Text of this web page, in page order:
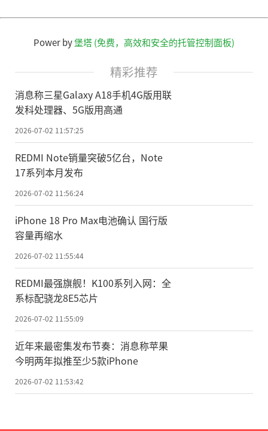
Power by堡塔 (免费，高效和安全的托管控制面板)
精彩推荐
消息称三星Galaxy A18手机4G版用联
发科处理器、5G版用高通
2026-07-02 11:57:25
REDMI Note销量突破5亿台，Note
17系列本月发布
2026-07-02 11:56:24
iPhone 18 Pro Max电池确认 国行版
容量再缩水
2026-07-02 11:55:44
REDMI最强旗舰！K100系列入网：全
系标配骁龙8E5芯片
2026-07-02 11:55:09
近年来最密集发布节奏：消息称苹果
今明两年拟推至少5款iPhone
2026-07-02 11:53:42